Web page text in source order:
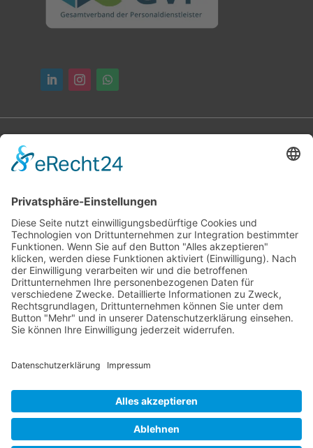
Unternehmen durch maßgeschneiderte
auf langfristige Partnerschaften.
Impressum
Datenschutz
ONOX GmbH & Co. KG, Ostseestraße 111, D-